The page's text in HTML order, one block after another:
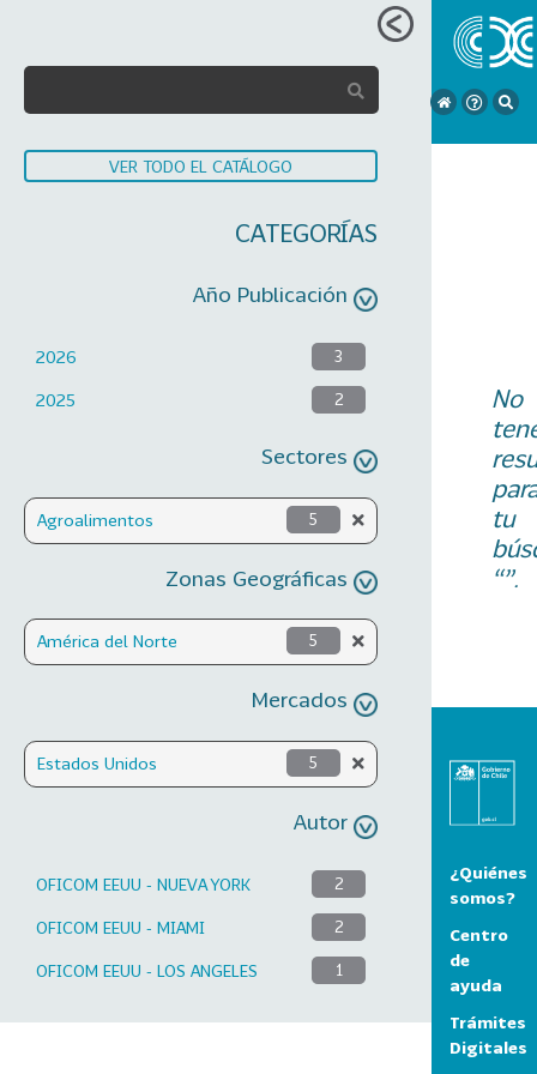
VER TODO EL CATÁLOGO
CATEGORÍAS
Año Publicación
2026 3
2025 2
Sectores
Agroalimentos 5
Zonas Geográficas
América del Norte 5
Mercados
Estados Unidos 5
Autor
OFICOM EEUU - NUEVA YORK 2
OFICOM EEUU - MIAMI 2
OFICOM EEUU - LOS ANGELES 1
No
tu
“”.
¿Quiénes
somos?
Centro
de
ayuda
Trámites
Digitales